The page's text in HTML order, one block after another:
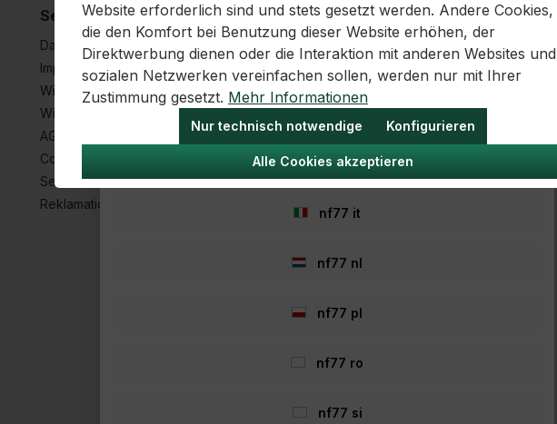
Service | Rechtliches
Datenschutzerklärung
Impressum
Widerrufsformular
Widerrufsbelehrung
AGB
Cookie-Einstellungen
Service Anfrage
Reklamationen
Informationen
Häufig gestellte Fragen
Jobs / Karriere
Zahlungsmöglichkeiten
Gutscheine
Geschenke
Newsletter
Über Nordfishing77
Website erforderlich sind und stets gesetzt werden. Andere Cookies,
die den Komfort bei Benutzung dieser Website erhöhen, der
Direktwerbung dienen oder die Interaktion mit anderen Websites und
sozialen Netzwerken vereinfachen sollen, werden nur mit Ihrer
Zustimmung gesetzt. Mehr Informationen
Nur technisch notwendige Konfigurieren
Alle Cookies akzeptieren
nf77 es
nf77 fr
nf77 hr
nf77 hu
nf77 it
nf77 nl
nf77 pl
nf77 ro
nf77 si